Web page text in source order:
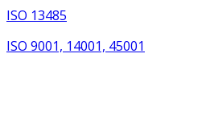
ISO 13485
ISO 9001, 14001, 45001